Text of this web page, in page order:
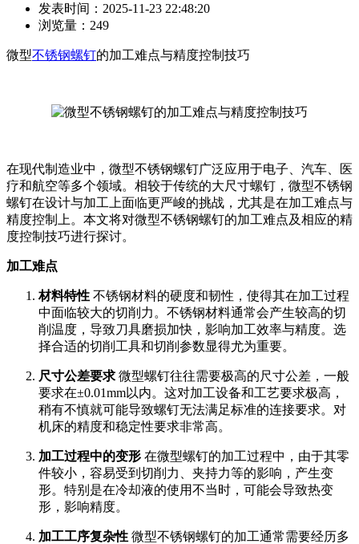
发表时间：2025-11-23 22:48:20
浏览量：249
微型不锈钢螺钉的加工难点与精度控制技巧
在现代制造业中，微型不锈钢螺钉广泛应用于电子、汽车、医
疗和航空等多个领域。相较于传统的大尺寸螺钉，微型不锈钢
螺钉在设计与加工上面临更严峻的挑战，尤其是在加工难点与
精度控制上。本文将对微型不锈钢螺钉的加工难点及相应的精
度控制技巧进行探讨。
加工难点
材料特性 不锈钢材料的硬度和韧性，使得其在加工过程
中面临较大的切削力。不锈钢材料通常会产生较高的切
削温度，导致刀具磨损加快，影响加工效率与精度。选
择合适的切削工具和切削参数显得尤为重要。
尺寸公差要求 微型螺钉往往需要极高的尺寸公差，一般
要求在±0.01mm以内。这对加工设备和工艺要求极高，
稍有不慎就可能导致螺钉无法满足标准的连接要求。对
机床的精度和稳定性要求非常高。
加工过程中的变形 在微型螺钉的加工过程中，由于其零
件较小，容易受到切削力、夹持力等的影响，产生变
形。特别是在冷却液的使用不当时，可能会导致热变
形，影响精度。
加工工序复杂性 微型不锈钢螺钉的加工通常需要经历多